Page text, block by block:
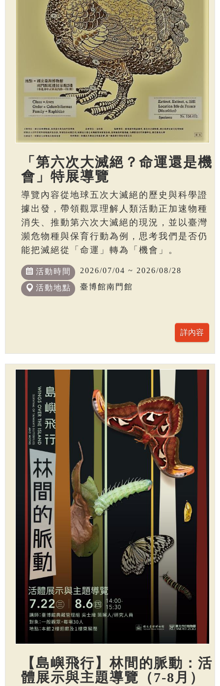
「第六次大滅絕？命運還是機
會」特展導覽
導覽內容從地球五次大滅絕的歷史與科學證
據出發，帶領觀眾理解人類活動正加速物種
消失、推動第六次大滅絕的現況，並以臺灣
瀕危物種與保育行動為例，思考我們是否仍
能把滅絕從「命運」轉為「機會」。
活動時間 2026/07/04 ~ 2026/08/28
活動地點 臺博館南門館
【島嶼飛行】林間的脈動：活
體展示與主題導覽（7-8月）